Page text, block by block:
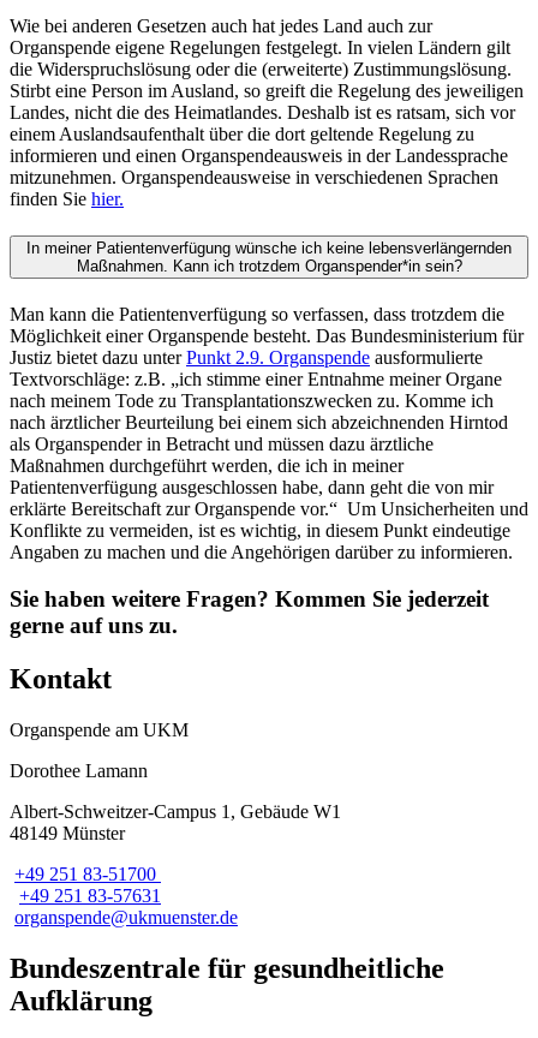
Wie bei anderen Gesetzen auch hat jedes Land auch zur
Organspende eigene Regelungen festgelegt. In vielen Ländern gilt
die Widerspruchslösung oder die (erweiterte) Zustimmungslösung.
Stirbt eine Person im Ausland, so greift die Regelung des jeweiligen
Landes, nicht die des Heimatlandes. Deshalb ist es ratsam, sich vor
einem Auslandsaufenthalt über die dort geltende Regelung zu
informieren und einen Organspendeausweis in der Landessprache
mitzunehmen. Organspendeausweise in verschiedenen Sprachen
finden Sie hier.
In meiner Patientenverfügung wünsche ich keine lebensverlängernden
Maßnahmen. Kann ich trotzdem Organspender*in sein?
Man kann die Patientenverfügung so verfassen, dass trotzdem die
Möglichkeit einer Organspende besteht. Das Bundesministerium für
Justiz bietet dazu unterPunkt 2.9. Organspende ausformulierte
Textvorschläge: z.B. „ich stimme einer Entnahme meiner Organe
nach meinem Tode zu Transplantationszwecken zu. Komme ich
nach ärztlicher Beurteilung bei einem sich abzeichnenden Hirntod
als Organspender in Betracht und müssen dazu ärztliche
Maßnahmen durchgeführt werden, die ich in meiner
Patientenverfügung ausgeschlossen habe, dann geht die von mir
erklärte Bereitschaft zur Organspende vor.“ Um Unsicherheiten und
Konflikte zu vermeiden, ist es wichtig, in diesem Punkt eindeutige
Angaben zu machen und die Angehörigen darüber zu informieren.
Sie haben weitere Fragen? Kommen Sie jederzeit
gerne auf uns zu.
Kontakt
Organspende am UKM
Dorothee Lamann
Albert-Schweitzer-Campus 1, Gebäude W1
48149 Münster
+49 251 83-51700
+49 251 83-57631
organspende@­ukmuenster.de
Bundeszentrale für gesundheitliche
Aufklärung